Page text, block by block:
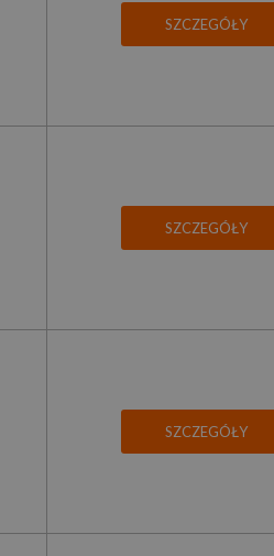
SZCZEGÓŁY
SZCZEGÓŁY
SZCZEGÓŁY